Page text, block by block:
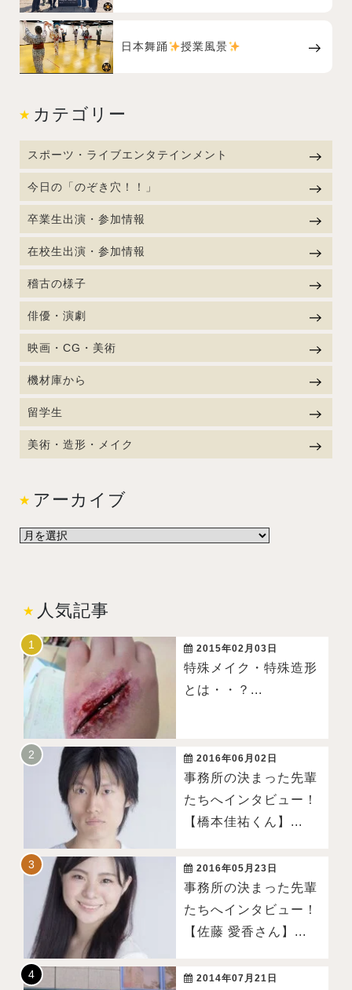
日本舞踊 授業風景
カテゴリー
スポーツ・ライブエンタテインメント
今日の「のぞき穴！！」
卒業生出演・参加情報
在校生出演・参加情報
稽古の様子
俳優・演劇
映画・CG・美術
機材庫から
留学生
美術・造形・メイク
アーカイブ
人気記事
2015年02月03日
特殊メイク・特殊造形
とは・・？...
2016年06月02日
事務所の決まった先輩
たちへインタビュー！
【橋本佳祐くん】...
2016年05月23日
事務所の決まった先輩
たちへインタビュー！
【佐藤 愛香さん】...
2014年07月21日